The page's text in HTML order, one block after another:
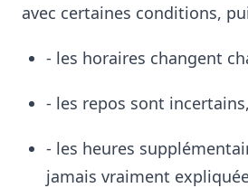
avec certaines conditions,
- les horaires changent
- les repos sont incertains,
- les heures
jamais vraiment